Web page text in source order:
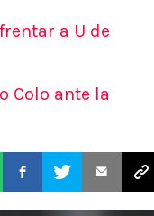
a U de
Colo ante la